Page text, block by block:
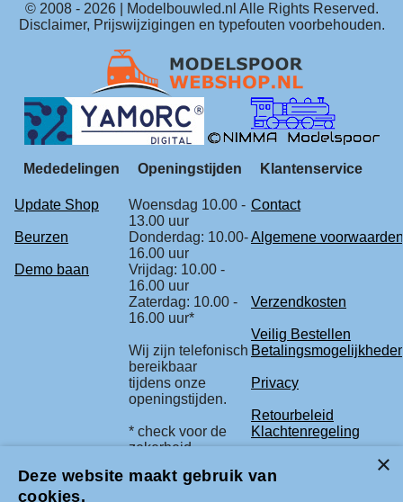
© 2008 - 2026| Modelbouwled.nl Alle Rights Reserved.
Disclaimer, Prijswijzigingen en typefouten voorbehouden.
Mededelingen Openingstijden Klantenservice
Update Shop
Woensdag 10.00 -
13.00 uur
Contact
Beurzen
Donderdag: 10.00-
16.00 uur
Algemene voorwaarden
Demo baan
Vrijdag: 10.00 -
16.00 uur
Zaterdag: 10.00 -
16.00 uur*
Verzendkosten
Veilig Bestellen
Wij zijn telefonisch
bereikbaar
tijdens onze
openingstijden.
Privacy
Retourbeleid
* check voor de
zekerheid
Klachtenregeling
agenda.
Deze website maakt gebruik van
cookies.